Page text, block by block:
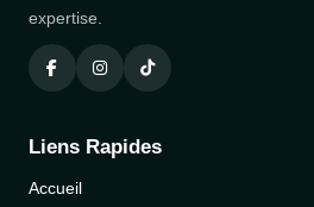
expertise.
Liens Rapides
Accueil